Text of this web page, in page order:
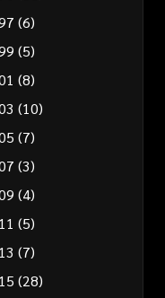
(6)
(5)
(8)
(10)
(7)
(3)
(4)
(5)
(7)
(28)